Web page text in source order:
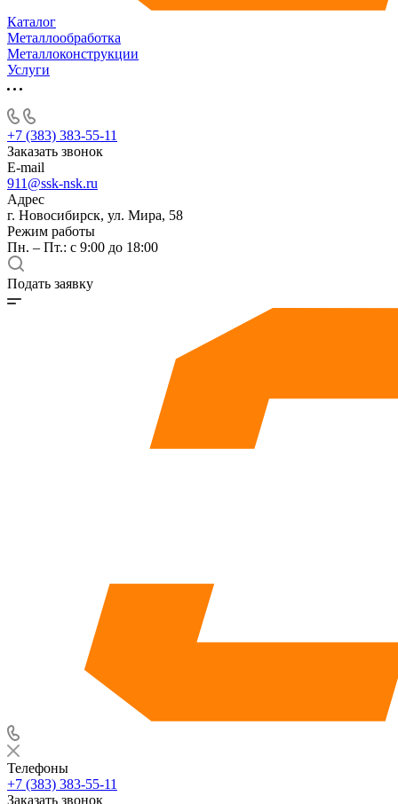
Каталог
Металлообработка
Металлоконструкции
Услуги
+7 (383) 383-55-11
Заказать звонок
E-mail
911@ssk-nsk.ru
Адрес
г. Новосибирск, ул. Мира, 58
Режим работы
Пн. – Пт.: с 9:00 до 18:00
Подать заявку
Телефоны
+7 (383) 383-55-11
Заказать звонок